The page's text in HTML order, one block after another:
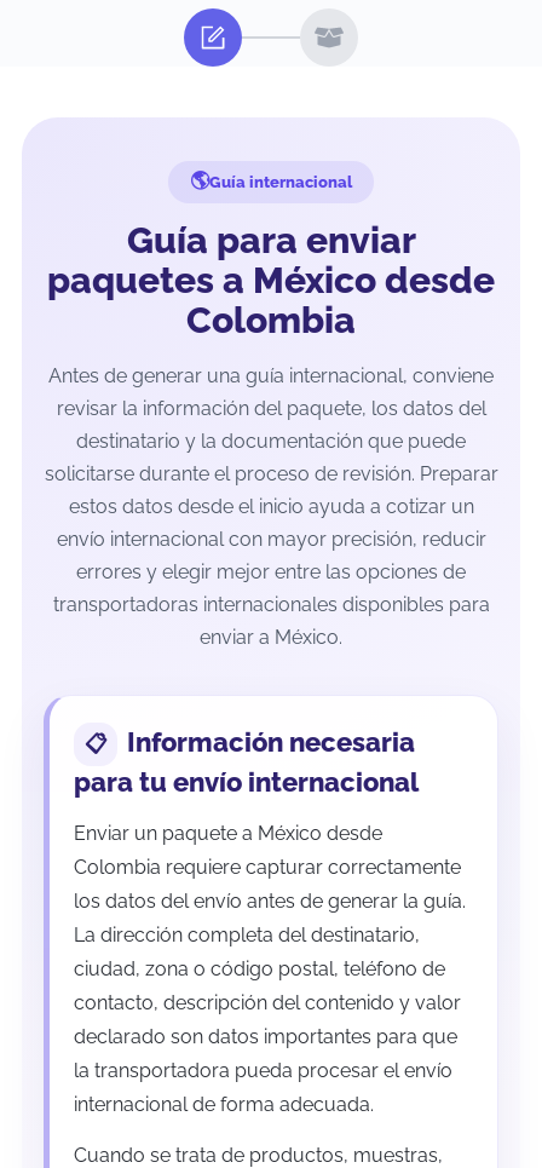
Guía internacional
Guía para enviar
paquetes a México desde
Colombia
Antes de generar una guía internacional, conviene
revisar la información del paquete, los datos del
destinatario y la documentación que puede
solicitarse durante el proceso de revisión. Preparar
estos datos desde el inicio ayuda a cotizar un
envío internacional con mayor precisión, reducir
errores y elegir mejor entre las opciones de
transportadoras internacionales disponibles para
enviar a México.
Información necesaria
para tu envío internacional
Enviar un paquete a México desde
Colombia requiere capturar correctamente
los datos del envío antes de generar la guía.
La dirección completa del destinatario,
ciudad, zona o código postal, teléfono de
contacto, descripción del contenido y valor
declarado son datos importantes para que
la transportadora pueda procesar el envío
internacional de forma adecuada.
Cuando se trata de productos, muestras,